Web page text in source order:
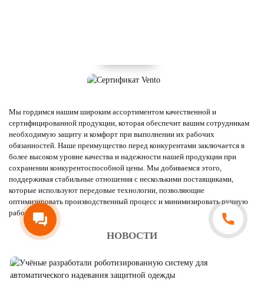
Мы гордимся нашим широким ассортиментом качественной и
сертифицированной продукции, которая обеспечит вашим сотрудникам
необходимую защиту и комфорт при выполнении их рабочих
обязанностей. Наше преимущество перед конкурентами заключается в
более высоком уровне качества и надежности нашей продукции при
сохранении конкурентоспособной цены. Мы добиваемся этого,
поддерживая стабильные отношения с несколькими поставщиками,
которые используют передовые технологии, позволяющие
оптимизировать производственный процесс и минимизировать ручную
работу.
НОВОСТИ